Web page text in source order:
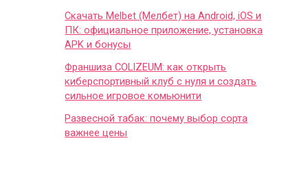
Скачать Melbet (Мелбет) на Android, iOS и
ПК: официальное приложение, установка
APK и бонусы
Франшиза COLIZEUM: как открыть
киберспортивный клуб с нуля и создать
сильное игровое комьюнити
Развесной табак: почему выбор сорта
важнее цены